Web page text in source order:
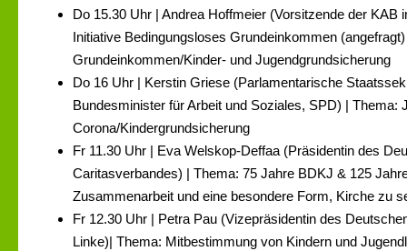
Do 15.30 Uhr | Andrea Hoffmeier (Vorsitzende der KAB
Initiative Bedingungsloses Grundeinkommen
Grundeinkommen/Kinder- und Jugendgrundsicherung
Do 16 Uhr | Kerstin Griese (Parlamentarische
Bundesminister für Arbeit und Soziales, SPD) | Thema:
Corona/Kindergrundsicherung
Fr 11.30 Uhr | Eva Welskop-Deffaa (Präsidentin des
Caritasverbandes) | Thema: 75 Jahre BDKJ & 125
Zusammenarbeit und eine besondere Form, Kirche zu
Fr 12.30 Uhr | Petra Pau (Vizepräsidentin des
Linke)| Thema: Mitbestimmung von Kindern und